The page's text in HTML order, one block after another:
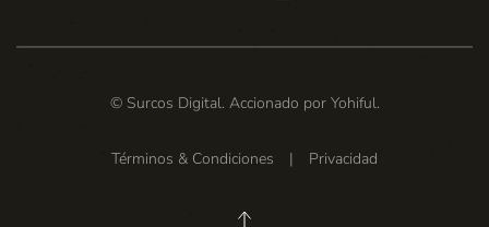
© Surcos Digital. Accionado por Yohiful.
Términos & Condiciones | Privacidad